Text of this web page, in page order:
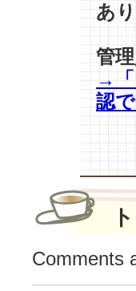
あ
管
→「
認
Comments